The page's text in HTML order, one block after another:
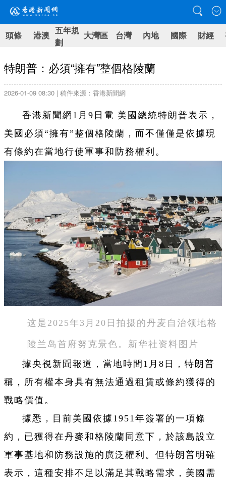
頭條 港澳 五年規
劃
大灣區 台灣 內地 國際 財經
特朗普：必須“擁有”整個格陵蘭
2026-01-09 08:30 | 稿件來源：香港新聞網
香港新聞網1月9日電 美國總統特朗普表示，
美國必須“擁有”整個格陵蘭，而不僅僅是依據現
有條約在當地行使軍事和防務權利。
这是2025年3月20日拍摄的丹麦自治领地格
陵兰岛首府努克景色。新华社资料图片
據央視新聞報道，當地時間1月8日，特朗普
稱，所有權本身具有無法通過租賃或條約獲得的
戰略價值。
據悉，目前美國依據1951年簽署的一項條
約，已獲得在丹麥和格陵蘭同意下，於該島設立
軍事基地和防務設施的廣泛權利。但特朗普明確
表示，這種安排不足以滿足其戰略需求，美國需